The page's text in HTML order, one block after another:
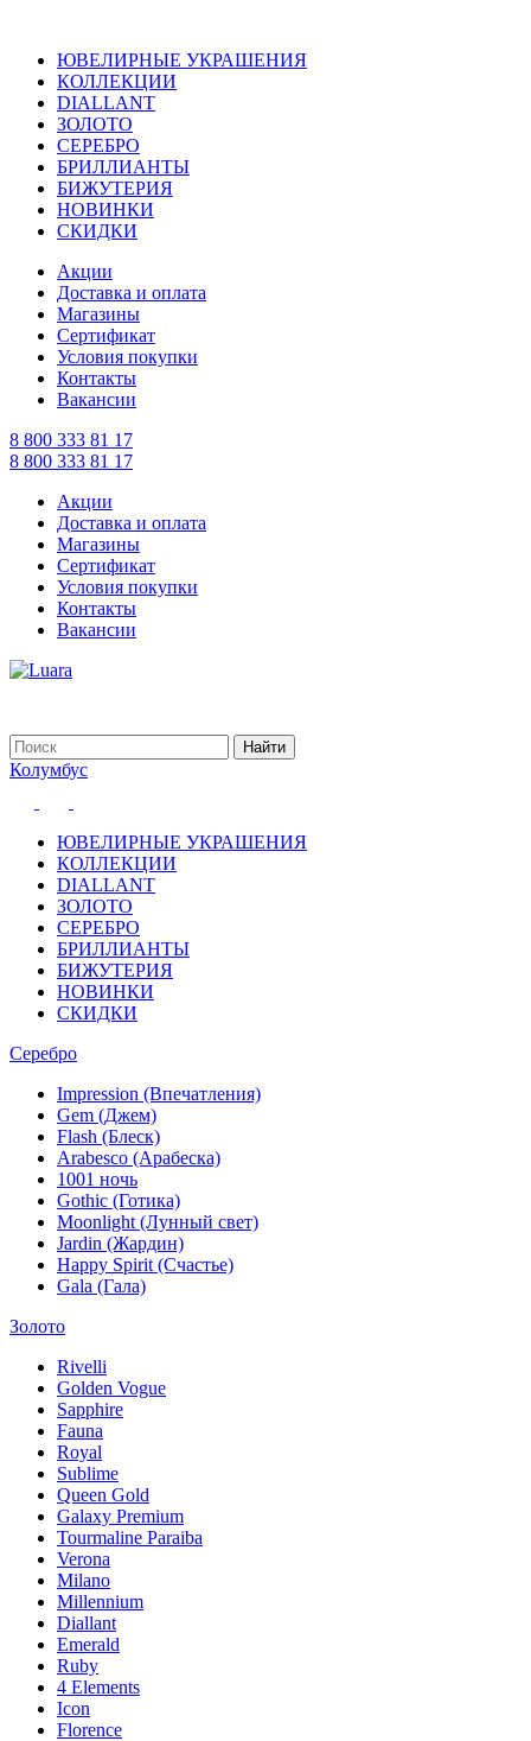
ЮВЕЛИРНЫЕ УКРАШЕНИЯ
КОЛЛЕКЦИИ
DIALLANT
ЗОЛОТО
СЕРЕБРО
БРИЛЛИАНТЫ
БИЖУТЕРИЯ
НОВИНКИ
СКИДКИ
Акции
Доставка и оплата
Магазины
Сертификат
Условия покупки
Контакты
Вакансии
8 800 333 81 17
8 800 333 81 17
Акции
Доставка и оплата
Магазины
Сертификат
Условия покупки
Контакты
Вакансии
Колумбус
ЮВЕЛИРНЫЕ УКРАШЕНИЯ
КОЛЛЕКЦИИ
DIALLANT
ЗОЛОТО
СЕРЕБРО
БРИЛЛИАНТЫ
БИЖУТЕРИЯ
НОВИНКИ
СКИДКИ
Серебро
Impression (Впечатления)
Gem (Джем)
Flash (Блеск)
Arabesco (Арабеска)
1001 ночь
Gothic (Готика)
Moonlight (Лунный свет)
Jardin (Жардин)
Happy Spirit (Счастье)
Gala (Гала)
Золото
Rivelli
Golden Vogue
Sapphire
Fauna
Royal
Sublime
Queen Gold
Galaxy Premium
Tourmaline Paraiba
Verona
Milano
Millennium
Diallant
Emerald
Ruby
4 Elements
Icon
Florence